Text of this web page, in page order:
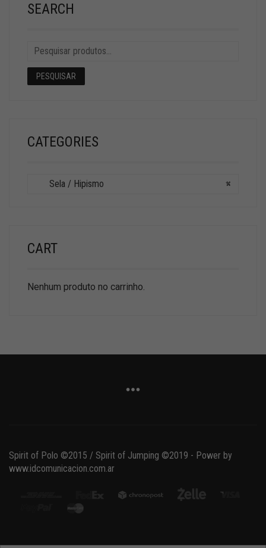
SEARCH
PESQUISAR
CATEGORIES
×
Sela / Hipismo
CART
Nenhum produto no carrinho.
Spirit of Polo ©2015 / Spirit of Jumping ©2019 - Power by
www.idcomunicacion.com.ar